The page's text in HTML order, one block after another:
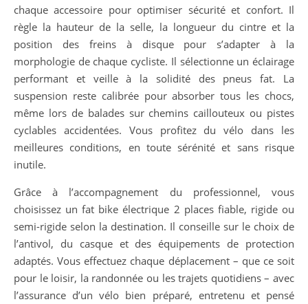
chaque accessoire pour optimiser sécurité et confort. Il
règle la hauteur de la selle, la longueur du cintre et la
position des freins à disque pour s’adapter à la
morphologie de chaque cycliste. Il sélectionne un éclairage
performant et veille à la solidité des pneus fat. La
suspension reste calibrée pour absorber tous les chocs,
même lors de balades sur chemins caillouteux ou pistes
cyclables accidentées. Vous profitez du vélo dans les
meilleures conditions, en toute sérénité et sans risque
inutile.
Grâce à l’accompagnement du professionnel, vous
choisissez un fat bike électrique 2 places fiable, rigide ou
semi-rigide selon la destination. Il conseille sur le choix de
l’antivol, du casque et des équipements de protection
adaptés. Vous effectuez chaque déplacement – que ce soit
pour le loisir, la randonnée ou les trajets quotidiens – avec
l’assurance d’un vélo bien préparé, entretenu et pensé